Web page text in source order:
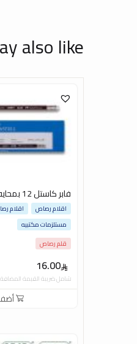
also like…
فابر كاستل 12 بمحايه – قلم رصاص HB2
16.00
اقلام رصاص اقلام
مستلزمات مكتبيه
قلم رصاص
شامل ضريبة القيمة المضافة